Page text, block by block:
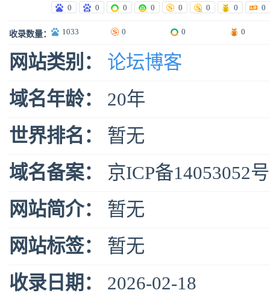
0
0 0 0 0 0 0 0
收录数量： 1033 0 0 0
网站类别：
论坛博客
域名年龄：
20年
世界排名：
暂无
域名备案：
京ICP备14053052
网站简介：
暂无
网站标签：
暂无
收录日期：
2026-02-18